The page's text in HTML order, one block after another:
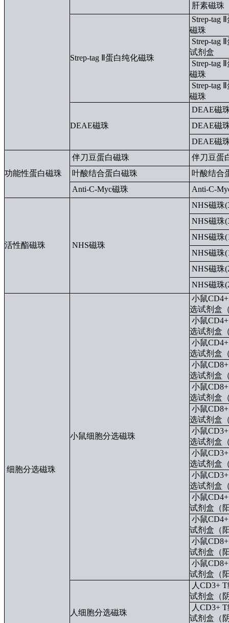
肝素磁珠
Strep-tag Ⅱ蛋白纯化磁珠
Strep-tag
磁珠
Strep-tag
试剂盒
Strep-tag
磁珠
Strep-tag
磁珠
DEAE磁珠
DEAE磁
DEAE磁
DEAE磁
功能性蛋白磁珠
伴刀豆蛋白磁珠
伴刀豆蛋
叶酸结合蛋白磁珠
叶酸结合
Anti-C-Myc磁珠
Anti-C-
活性酯磁珠 NHS磁珠
NHS磁珠
NHS磁珠
NHS磁珠
NHS磁珠
NHS磁珠
NHS磁珠
细胞分选磁珠
小鼠细胞分选磁珠
小鼠
选试剂盒
小鼠
选试剂盒
小鼠
选试剂盒
小鼠
选试剂盒
小鼠
选试剂盒
小鼠
选试剂盒
小鼠
选试剂盒
小鼠
选试剂盒
小鼠
选试剂盒
小鼠
试剂盒（
小鼠
试剂盒（
小鼠
试剂盒（
小鼠
试剂盒（
人细胞分选磁珠
人CD3+
试剂盒（
人CD3+
试剂盒（